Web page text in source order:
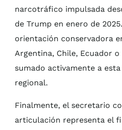
narcotráfico impulsada
de Trump en enero de
orientación conservadora
Argentina, Chile, Ecuador o
sumado activamente a
regional.
Finalmente, el secretario
articulación representa el